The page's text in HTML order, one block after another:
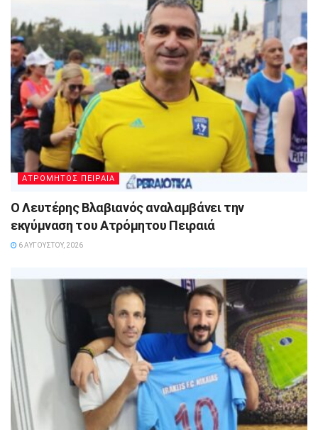
ΑΤΡΟΜΗΤΟΣ ΠΕΙΡΑΙΑ
Ο Λευτέρης Βλαβιανός αναλαμβάνει την
εκγύμναση του Ατρόμητου Πειραιά
6 ΑΥΓΟΎΣΤΟΥ, 2026